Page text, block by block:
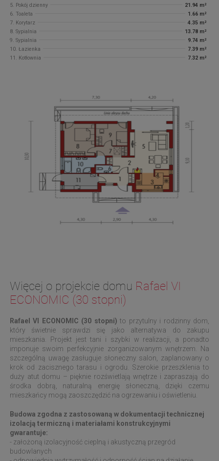
5. Pokój dzienny
21.94 m²
6. Toaleta
1.66 m²
7. Korytarz
4.35 m²
8. Sypialnia
13.78 m²
9. Sypialnia
9.74 m²
10. Łazienka
7.39 m²
11. Kotłownia
7.32 m²
Więcej o projekcie domu Rafael VI
ECONOMIC (30 stopni)
Rafael VI ECONOMIC (30 stopni)to przytulny i rodzinny dom,
który świetnie sprawdzi się jako alternatywa do zakupu
mieszkania. Projekt jest tani i szybki w realizacji, a ponadto
imponuje swoim perfekcyjnie zorganizowanym wnętrzem. Na
szczególną uwagę zasługuje słoneczny salon, zaplanowany o
krok od zacisznego tarasu i ogrodu. Szerokie przeszklenia to
duży atut domu – pięknie rozświetlają wnętrze i zapraszają do
środka dobrą, naturalną energię słoneczną, dzięki czemu
mieszkańcy mogą zaoszczędzić na ogrzewaniu i oświetleniu.
Budowa zgodna z zastosowaną w dokumentacji technicznej
izolacją termiczną i materiałami konstrukcyjnymi
gwarantuje:
- założoną izolacyjność cieplną i akustyczną przegród
budowlanych